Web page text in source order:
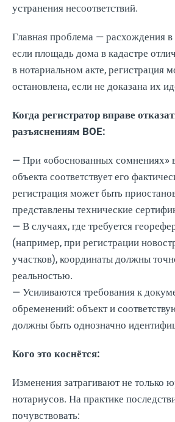
устранения несоответствий.
Главная проблема — расхождения
если площадь дома в кадастре
в нотариальном акте, регистрация
остановлена, если не доказана их
Когда регистратор вправе
разъяснениям BOE:
— При «обоснованных сомнениях»
объекта соответствует его
регистрация может быть
представлены технические
— В случаях, где требуется
(например, при регистрации
участков), координаты должны
реальностью.
— Усиливаются требования к
обременений: объект и
должны быть однозначно
Кого это коснётся:
Изменения затрагивают не только
нотариусов. На практике
почувствовать: